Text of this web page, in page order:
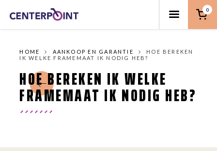
0
HOME AANKOOP EN GARANTIE
HOE BEREKEN
IK WELKE FRAMEMAAT IK NODIG HEB?
HOE BEREKEN IK WELKE
FRAMEMAAT IK NODIG HEB?